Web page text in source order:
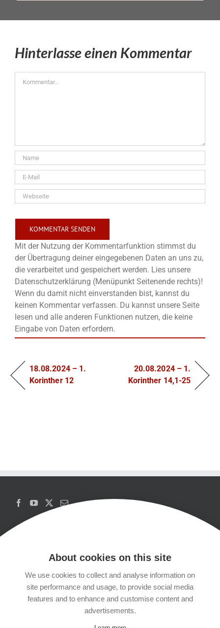
Hinterlasse einen Kommentar
Mit der Nutzung der Kommentarfunktion stimmst du
der Übertragung deiner eingegebenen Daten an uns zu,
die verarbeitet und gespeichert werden. Lies unsere
Datenschutzerklärung (Menüpunkt Seitenende rechts)!
Wenn du damit nicht einverstanden bist, kannst du
keinen Kommentar verfassen. Du kannst unsere Seite
lesen und alle anderen Funktionen nutzen, die keine
Eingabe von Daten erfordern.
18.08.2024 – 1.
Korinther 12
20.08.2024 – 1.
Korinther 14,1-25
Copyrights
Datenschutzerklärung
About cookies on this site
We use cookies to collect and analyse information on
site performance and usage, to provide social media
features and to enhance and customise content and
advertisements.